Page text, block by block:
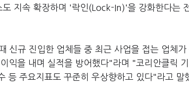
지속 확장하며 '락인(Lock-In)'을 강화한다는
신규 진입한 업체들 중 최근 사업을 접는 업체가
익을 내며 실적을 방어했다"라며 "코리안클릭
등 주요지표도 꾸준히 우상향하고 있다"라고 말